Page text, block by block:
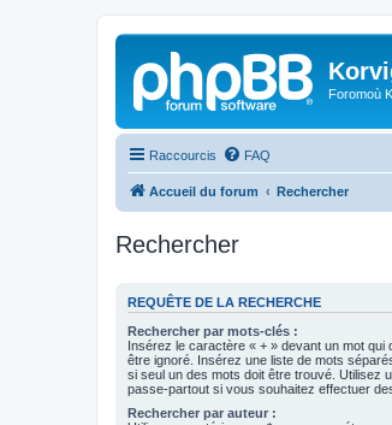
Foromoù
Raccourcis FAQ
Accueil du forum Rechercher
Rechercher
REQUÊTE DE LA RECHERCHE
Rechercher par mots-clés :
Insérez le caractère « + » devant un mot
être ignoré. Insérez une liste de mots
si seul un des mots doit être trouvé. Utilisez
passe-partout si vous souhaitez effectuer
Rechercher par auteur :